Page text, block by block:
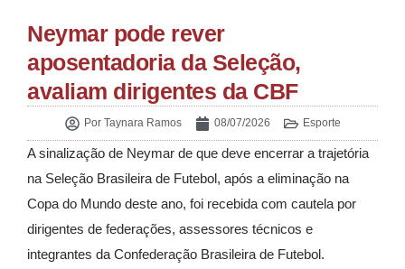
Neymar pode rever
aposentadoria da Seleção,
avaliam dirigentes da CBF
PorTaynara Ramos 08/07/2026 Esporte
A sinalização de Neymar de que deve encerrar a trajetória
na Seleção Brasileira de Futebol, após a eliminação na
Copa do Mundo deste ano, foi recebida com cautela por
dirigentes de federações, assessores técnicos e
integrantes daConfederação Brasileira de Futebol.